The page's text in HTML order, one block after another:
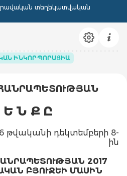
տեղեկատվական
ԻՆԿՈՐՊՈՐԱՑԻԱ
Ե Ն Ք Ը
թվականի դեկտեմբերի 8-
ին
2017
ԲՅՈՒՋԵԻ ՄԱՍԻՆ